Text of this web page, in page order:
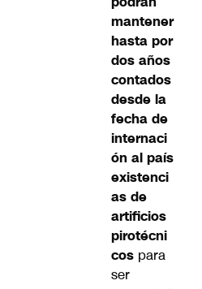
mantener
hasta por
dos años
contados
desde la
fecha de
internaci
ón al país
existenci
as de
artificios
pirotécni
cos para
ser